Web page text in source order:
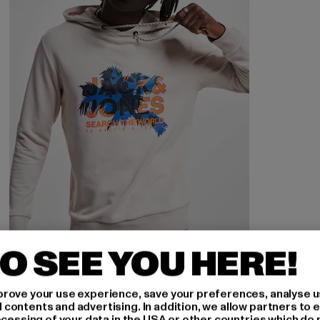
JACK AND JONES
Marina
21,99 EUR
Derzeitiger Preis: 21,99 EUR
39,99 EURAktionspreis: 39,99 EUR
SEE YOU HERE!
your use experience, save your preferences, analyse
and advertising. In addition, we allow partners to